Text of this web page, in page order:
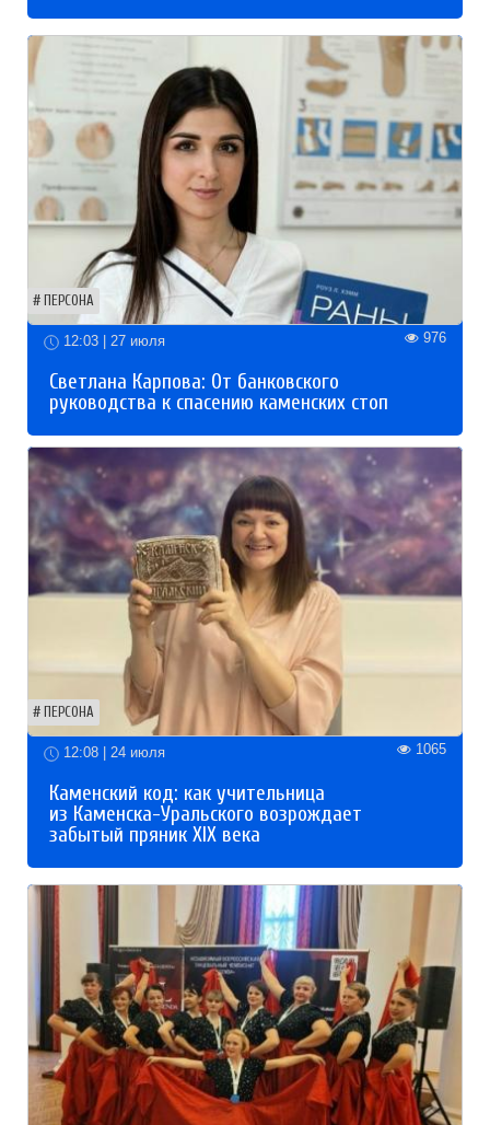
ПЕРСОНА
12:03 | 27 июля 976
Светлана Карпова: От банковского
руководства к спасению каменских стоп
ПЕРСОНА
12:08 | 24 июля 1065
Каменский код: как учительница
из Каменска-Уральского возрождает
забытый пряник XIX века